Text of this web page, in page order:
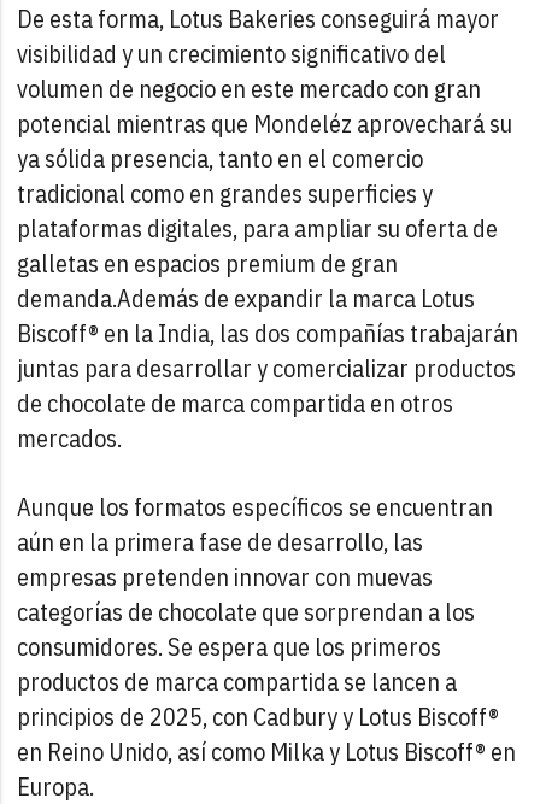
De esta forma, Lotus Bakeries conseguirá mayor
visibilidad y un crecimiento significativo del
volumen de negocio en este mercado con gran
potencial mientras que Mondeléz aprovechará su
ya sólida presencia, tanto en el comercio
tradicional como en grandes superficies y
plataformas digitales, para ampliar su oferta de
galletas en espacios premium de gran
demanda.Además de expandir la marca Lotus
Biscoff® en la India, las dos compañías trabajarán
juntas para desarrollar y comercializar productos
de chocolate de marca compartida en otros
mercados.
Aunque los formatos específicos se encuentran
aún en la primera fase de desarrollo, las
empresas pretenden innovar con muevas
categorías de chocolate que sorprendan a los
consumidores. Se espera que los primeros
productos de marca compartida se lancen a
principios de 2025, con Cadbury y Lotus Biscoff®
en Reino Unido, así como Milka y Lotus Biscoff® en
Europa.